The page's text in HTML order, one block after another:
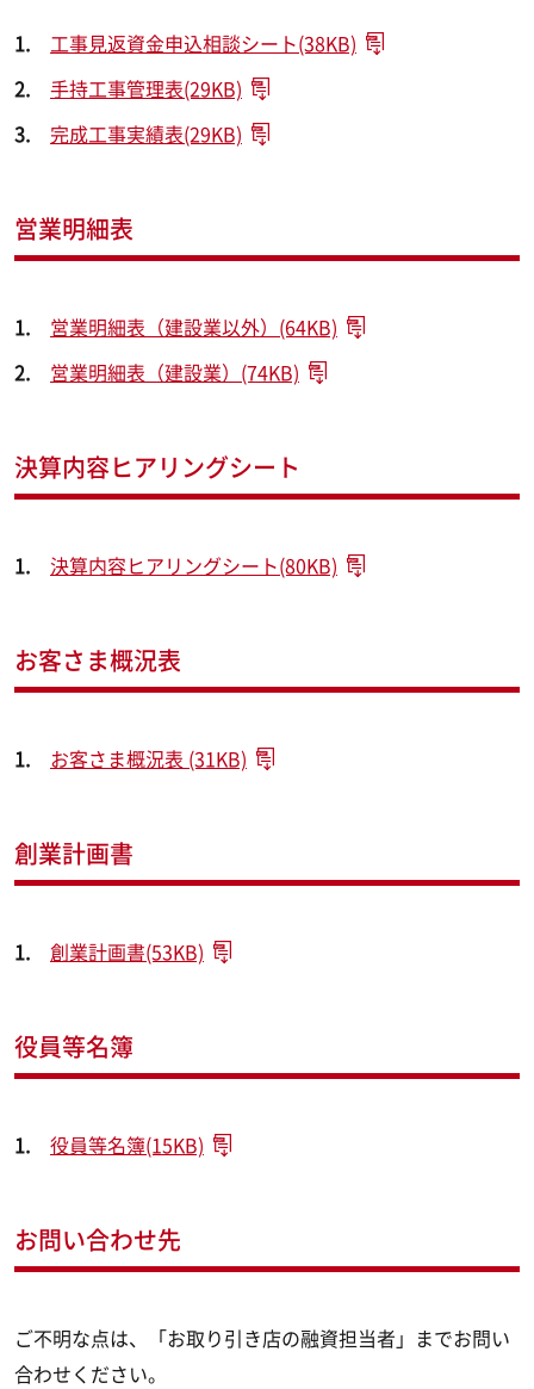
工事見返資金申込相談シート(38KB)
手持工事管理表(29KB)
完成工事実績表(29KB)
営業明細表
営業明細表（建設業以外）(64KB)
営業明細表（建設業）(74KB)
決算内容ヒアリングシート
決算内容ヒアリングシート(80KB)
お客さま概況表
お客さま概況表 (31KB)
創業計画書
創業計画書(53KB)
役員等名簿
役員等名簿(15KB)
お問い合わせ先
ご不明な点は、「お取り引き店の融資担当者」までお問い
合わせください。